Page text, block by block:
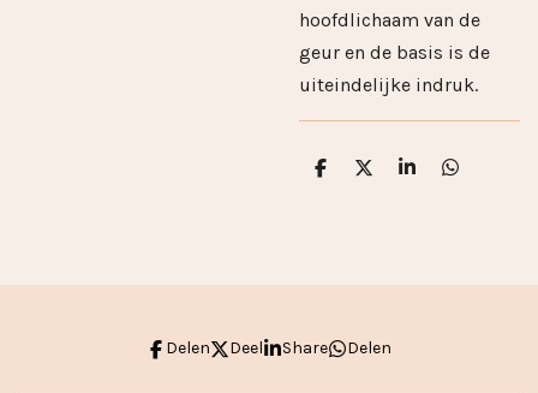
hoofdlichaam van de
geur en de basis is de
uiteindelijke indruk.
D
D
S
D
Delen Deel Share Delen